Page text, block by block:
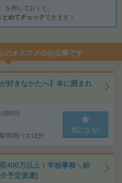
を押しておくと、
めてチェックできます！
のオススメのお仕事です
好きなかたへ】本に囲まれ
円
民間バス12分
気になる!
400万以上！学校事務＼紹
予定派遣]